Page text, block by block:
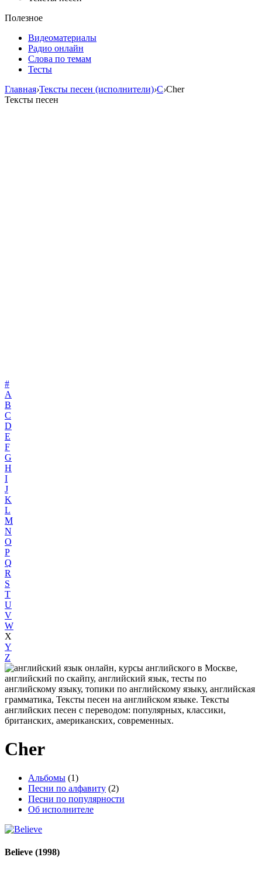
Полезное
Видеоматериалы
Радио онлайн
Слова по темам
Тесты
Главная›Тексты песен (исполнители)›C›Cher
Тексты песен
#
A
B
C
D
E
F
G
H
I
J
K
L
M
N
O
P
Q
R
S
T
U
V
W
X
Y
Z
Cher
Альбомы (1)
Песни по алфавиту (2)
Песни по популярности
Об исполнителе
Believe (1998)